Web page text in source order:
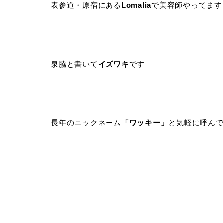
表参道・原宿にある Lomaliaで美容師やってます
泉脇と書いて イズワキです
長年のニックネーム 「ワッキー」 と気軽に呼ん